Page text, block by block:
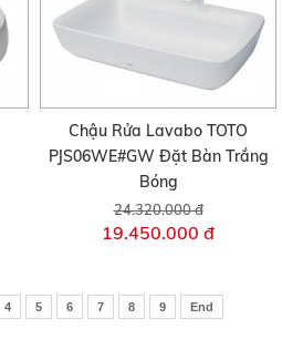
Chậu Rửa Lavabo TOTO
PJS06WE#GW Đặt Bàn Trắng
Bóng
24.320.000 đ
19.450.000 đ
4 5 6 7 8 9 End